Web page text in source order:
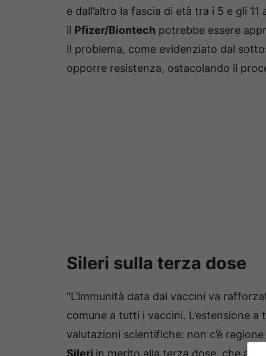
e dall’altro la fascia di età tra i 5 e gli
il Pfizer/Biontech potrebbe essere
Il problema, come evidenziato dal
opporre resistenza, ostacolando il
Sileri sulla terza dose
“L’immunità data dai vaccini va
comune a tutti i vaccini. L’estensione
valutazioni scientifiche: non c’è
Sileri in merito alla terza dose, che